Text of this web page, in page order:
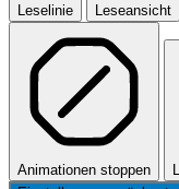
Leselinie Leseansicht
Animationen stoppen